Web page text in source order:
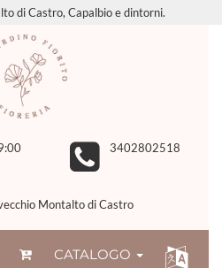
di Castro, Capalbio e dintorni.
3402802518
Montalto di Castro
CATALOGO